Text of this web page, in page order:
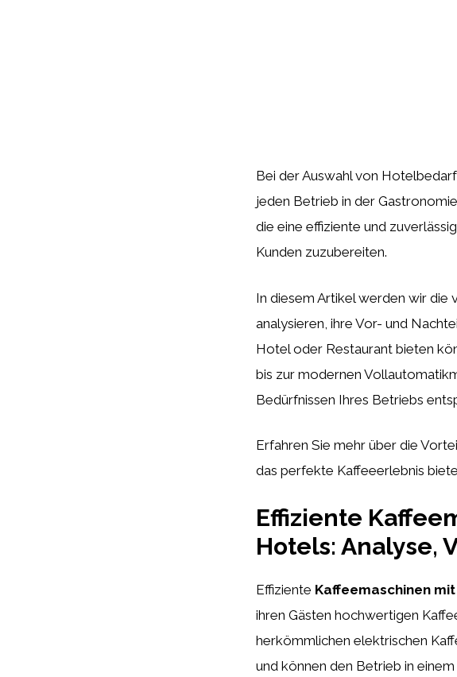
Bei der Auswahl von
jeden Betrieb in der
die eine effiziente und
Kunden zuzubereiten.
In diesem Artikel werden wir die
analysieren, ihre Vor- und
Hotel oder Restaurant bieten
bis zur modernen
Bedürfnissen Ihres Betriebs
Erfahren Sie mehr über die
das perfekte Kaffeeerlebnis
Effiziente
Hotels: Analyse,
Effiziente Kaffeemaschinen
ihren Gästen hochwertigen
herkömmlichen elektrischen
und können den Betrieb in